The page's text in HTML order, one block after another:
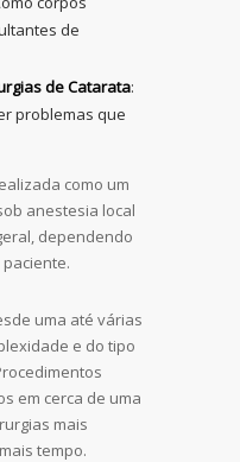
de
de Catarata:
problemas que
como um
anestesia local
dependendo
uma até várias
e do tipo
em cerca de uma
mais
tempo.